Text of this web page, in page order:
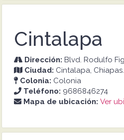
Cintalapa
Dirección: Blvd. Rodulfo
Ciudad: Cintalapa, Chiapas.
Colonia: Colonia
Teléfono: 9686846274
Mapa de ubicación: Ver